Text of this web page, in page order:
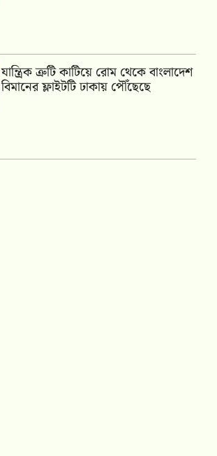
যান্ত্রিক ত্রুটি কাটিয়ে রোম থেকে বাংলাদেশ
বিমানের ফ্লাইটটি ঢাকায় পৌঁছেছে